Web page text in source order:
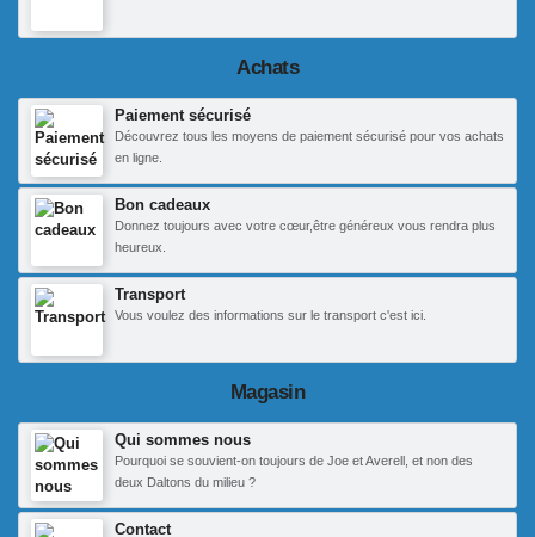
Achats
Paiement sécurisé
Découvrez tous les moyens de paiement sécurisé pour vos achats
en ligne.
Bon cadeaux
Donnez toujours avec votre cœur,être généreux vous rendra plus
heureux.
Transport
Vous voulez des informations sur le transport c'est ici.
Magasin
Qui sommes nous
Pourquoi se souvient-on toujours de Joe et Averell, et non des
deux Daltons du milieu ?
Contact